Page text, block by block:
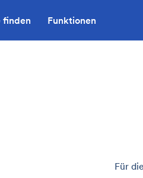
finden Funktionen
Für